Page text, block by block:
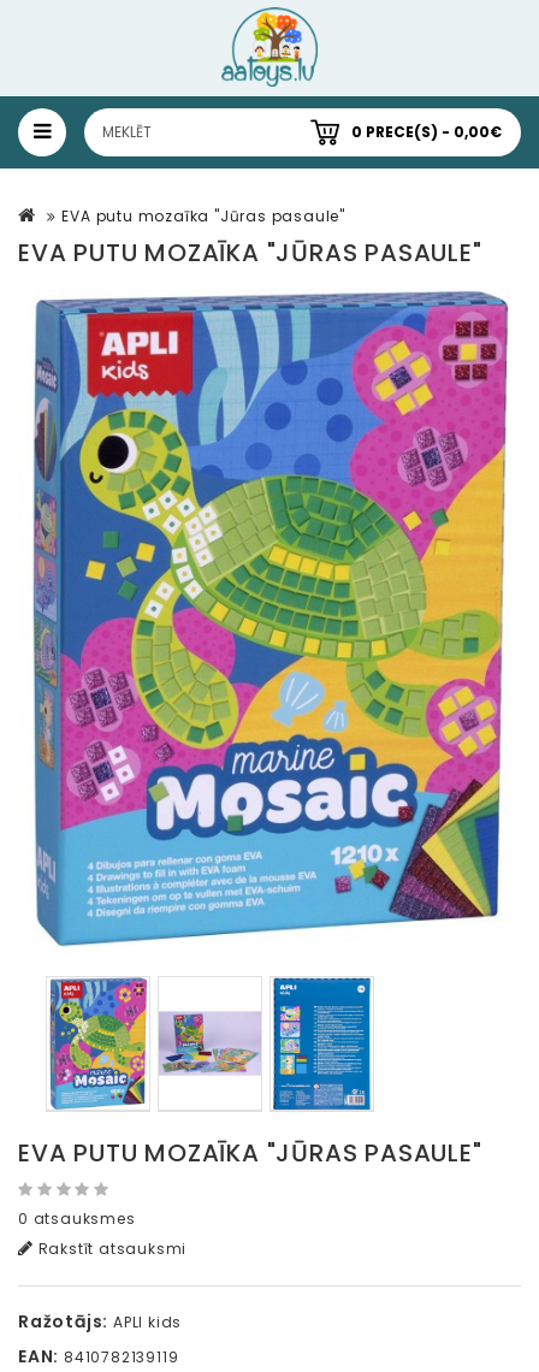
0 PRECE(S) - 0,00€
EVA putu mozaīka "Jūras pasaule"
EVA PUTU MOZAĪKA "JŪRAS PASAULE"
EVA PUTU MOZAĪKA "JŪRAS PASAULE"
0 atsauksmes
Rakstīt atsauksmi
Ražotājs: APLI kids
EAN: 8410782139119